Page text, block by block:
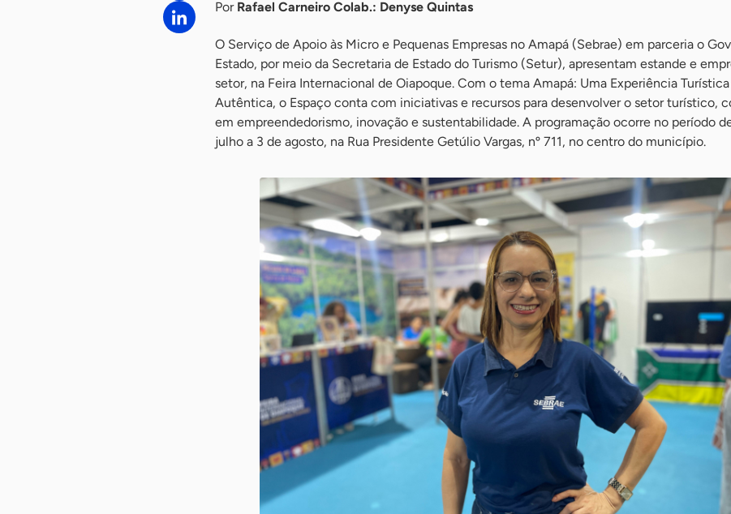
Por Rafael Carneiro Colab.: Denyse Quintas
O Serviço de Apoio às Micro e Pequenas Empresas no Amapá (Sebrae) em parceria o
Estado, por meio da Secretaria de Estado do Turismo (Setur), apresentam estande e
setor, na Feira Internacional de Oiapoque. Com o tema Amapá: Uma Experiência
Autêntica, o Espaço conta com iniciativas e recursos para desenvolver o setor turístico,
em empreendedorismo, inovação e sustentabilidade. A programação ocorre no período
julho a 3 de agosto, na Rua Presidente Getúlio Vargas, nº 711, no centro do município.